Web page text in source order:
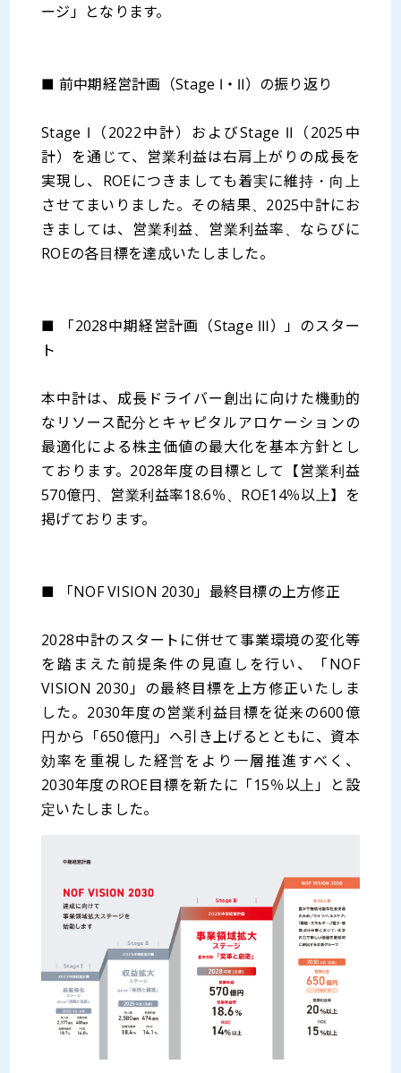
ージ」となります。
■ 前中期経営計画（Stage Ⅰ・Ⅱ）の振り返り
Stage Ⅰ（2022中計）およびStage Ⅱ（2025中
計）を通じて、営業利益は右肩上がりの成長を
実現し、ROEにつきましても着実に維持・向上
させてまいりました。その結果、2025中計にお
きましては、営業利益、営業利益率、ならびに
ROEの各目標を達成いたしました。
■ 「2028中期経営計画（Stage Ⅲ）」のスター
ト
本中計は、成長ドライバー創出に向けた機動的
なリソース配分とキャピタルアロケーションの
最適化による株主価値の最大化を基本方針とし
ております。2028年度の目標として【営業利益
570億円、営業利益率18.6％、ROE14％以上】を
掲げております。
■ 「NOF VISION 2030」最終目標の上方修正
2028中計のスタートに併せて事業環境の変化等
を踏まえた前提条件の見直しを行い、「NOF
VISION 2030」の最終目標を上方修正いたしま
した。2030年度の営業利益目標を従来の600億
円から「650億円」へ引き上げるとともに、資本
効率を重視した経営をより一層推進すべく、
2030年度のROE目標を新たに「15％以上」と設
定いたしました。